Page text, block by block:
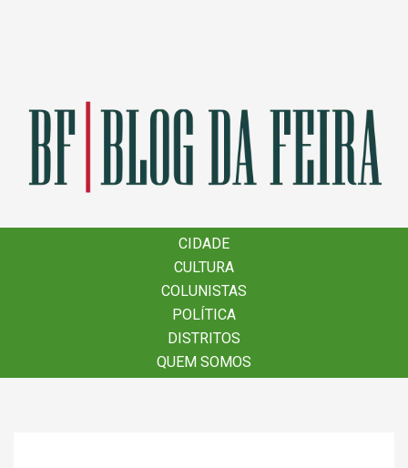
CIDADE
CULTURA
COLUNISTAS
POLÍTICA
DISTRITOS
QUEM SOMOS
CIDADE
CULTURA
COLUNISTAS
POLÍTICA
DISTRITOS
QUEM SOMOS